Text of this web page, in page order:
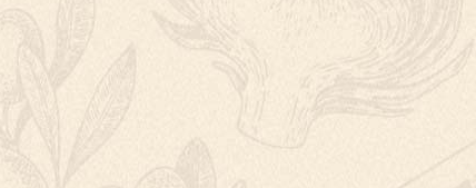
OZDOBENÝ